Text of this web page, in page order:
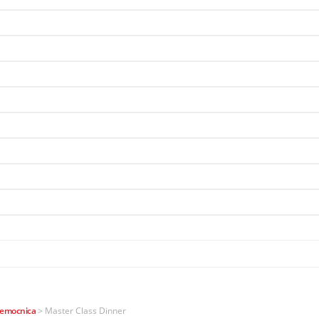
> Master Class Dinner